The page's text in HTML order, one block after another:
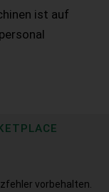
ist auf
vorbehalten.